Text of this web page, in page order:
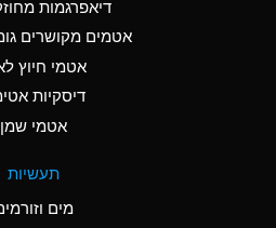
Ammonia Anhydrous
Ammonia Gas (cold)
Ammonia Gas (hot)
דיאפרגמות
אטמים מקושרים
אטמי חיוץ
דיסקיות
אטמי שמן
תעשיות
מים